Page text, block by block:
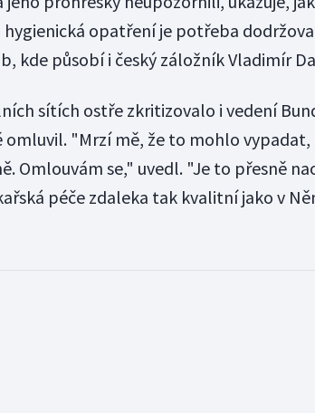
opatření je potřeba
kde působí i český záložník Vladimír
sítích ostře zkritizovalo i vedení
omluvil. "Mrzí mě, že to mohlo vypadat,
Omlouvám se," uvedl. "Je to přesně
péče zdaleka tak kvalitní jako v